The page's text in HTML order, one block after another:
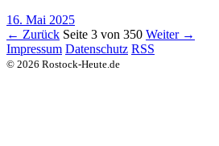
16. Mai 2025
← Zurück Seite 3 von 350 Weiter →
Impressum Datenschutz RSS
© 2026 Rostock-Heute.de